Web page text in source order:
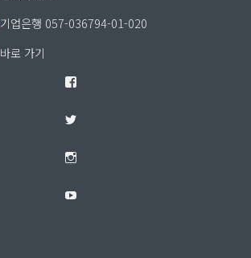
기업은행 057-036794-01-020
바로 가기
Facebook
Twitter
Instagram
YouTube